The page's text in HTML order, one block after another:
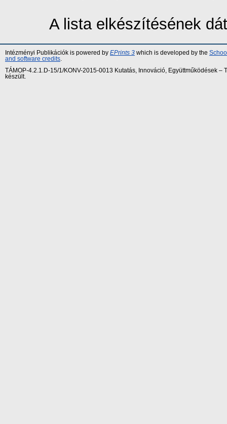
A lista elkészítésének
Intézményi Publikációk is powered by EPrints 3 which is developed by the
and software credits
TÁMOP-4.2.1.D-15/1/KONV-2015-0013 Kutatás, Innováció, Együttműködések
készült.